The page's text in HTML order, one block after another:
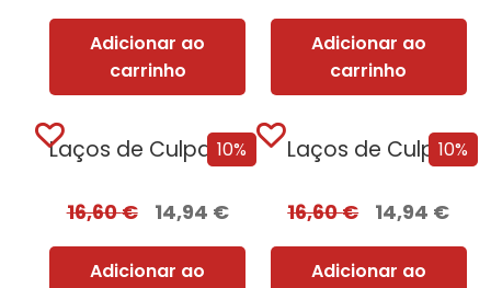
Adicionar ao
carrinho
Adicionar ao
carrinho
10%
Laços de Culpa + Oferta Ao Pôr...
16,60€ 14,94 €
Adicionar ao
10%
Laços de Culpa
16,60€ 14,94 €
Adicionar ao